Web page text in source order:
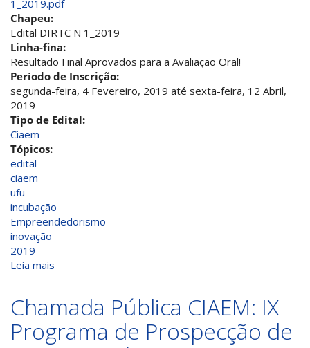
1_2019.pdf
Chapeu:
Edital DIRTC N 1_2019
Linha-fina:
Resultado Final Aprovados para a Avaliação Oral!
Período de Inscrição:
segunda-feira, 4 Fevereiro, 2019 até sexta-feira, 12 Abril,
2019
Tipo de Edital:
Ciaem
Tópicos:
edital
ciaem
ufu
incubação
Empreendedorismo
inovação
2019
Leia mais
CIAEM:
Programa
Chamada Pública CIAEM: IX
Programa de Prospecção de